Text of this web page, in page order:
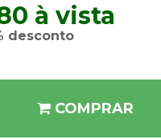
à vista
desconto
COMPRAR